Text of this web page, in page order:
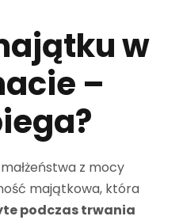
w
–
z mocy
majątkowa, która
podczas trwania